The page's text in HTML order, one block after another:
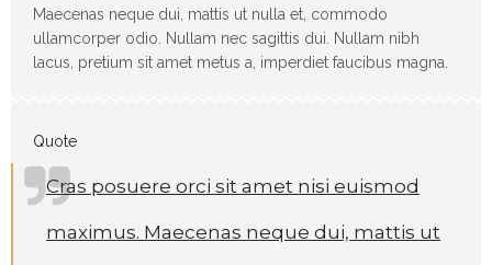
Maecenas neque dui, mattis ut nulla et, commodo
ullamcorper odio. Nullam nec sagittis dui. Nullam nibh
lacus, pretium sit amet metus a, imperdiet faucibus magna.
Quote
Cras posuere orci sit amet nisi euismod
maximus. Maecenas neque dui, mattis ut